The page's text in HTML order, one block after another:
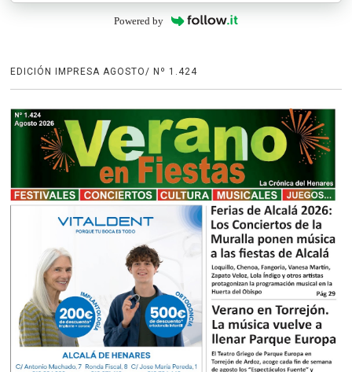
Powered by
EDICIÓN IMPRESA AGOSTO/ Nº 1.424